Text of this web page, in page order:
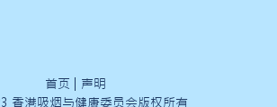
首页
声明
香港吸烟与健康委员会版权所有